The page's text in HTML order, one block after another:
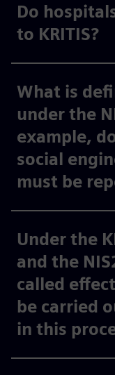
Do
to KRITIS?
What is
under the
example,
social
must be
Under the
and the
called
be carried
in this